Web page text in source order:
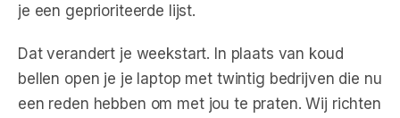
je een geprioriteerde lijst.
Dat verandert je weekstart. In plaats van koud
bellen open je je laptop met twintig bedrijven die nu
een reden hebben om met jou te praten. Wij richten